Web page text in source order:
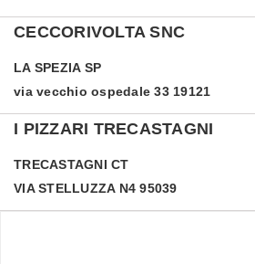
CECCORIVOLTA SNC
LA SPEZIA SP
via vecchio ospedale 33 19121
I PIZZARI TRECASTAGNI
TRECASTAGNI CT
VIA STELLUZZA N4 95039